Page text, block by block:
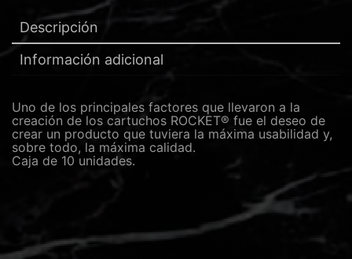
Descripción
Información adicional
Uno de los principales factores que llevaron a la
creación de los cartuchos ROCKET® fue el deseo de
crear un producto que tuviera la máxima usabilidad y,
sobre todo, la máxima calidad.
Caja de 10 unidades.